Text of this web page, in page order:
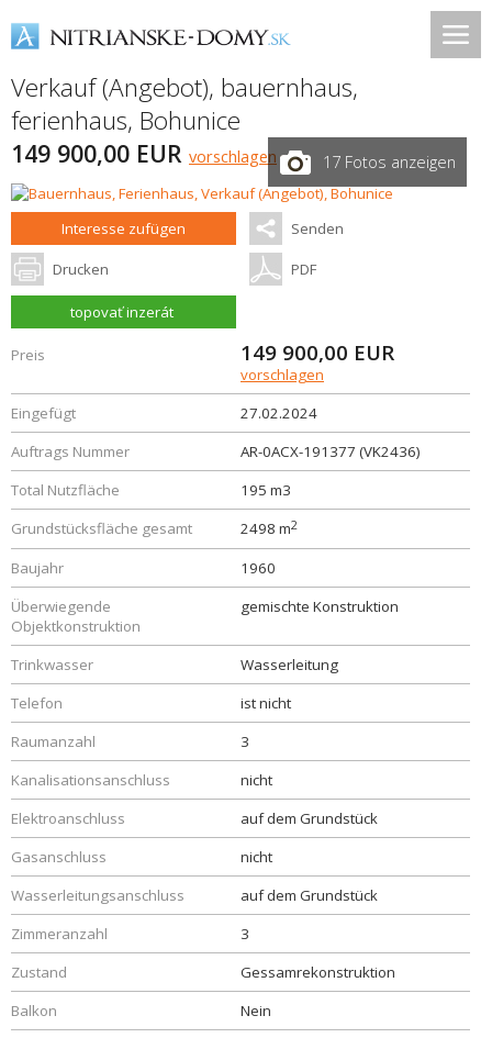
Verkauf (Angebot), bauernhaus,
ferienhaus, Bohunice
149 900,00 EUR vorschlagen 17 Fotos anzeigen
Interesse zufügen Senden
Drucken PDF
topovať inzerát
Preis 149 900,00 EUR
vorschlagen
Eingefügt
27.02.2024
Auftrags Nummer
AR-0ACX-191377 (VK2436)
Total Nutzfläche
195 m3
Grundstücksfläche gesamt
2498 m2
Baujahr
1960
Überwiegende
Objektkonstruktion
gemischte Konstruktion
Trinkwasser
Wasserleitung
Telefon
ist nicht
Raumanzahl
3
Kanalisationsanschluss
nicht
Elektroanschluss
auf dem Grundstück
Gasanschluss
nicht
Wasserleitungsanschluss
auf dem Grundstück
Zimmeranzahl
3
Zustand
Gessamrekonstruktion
Balkon
Nein